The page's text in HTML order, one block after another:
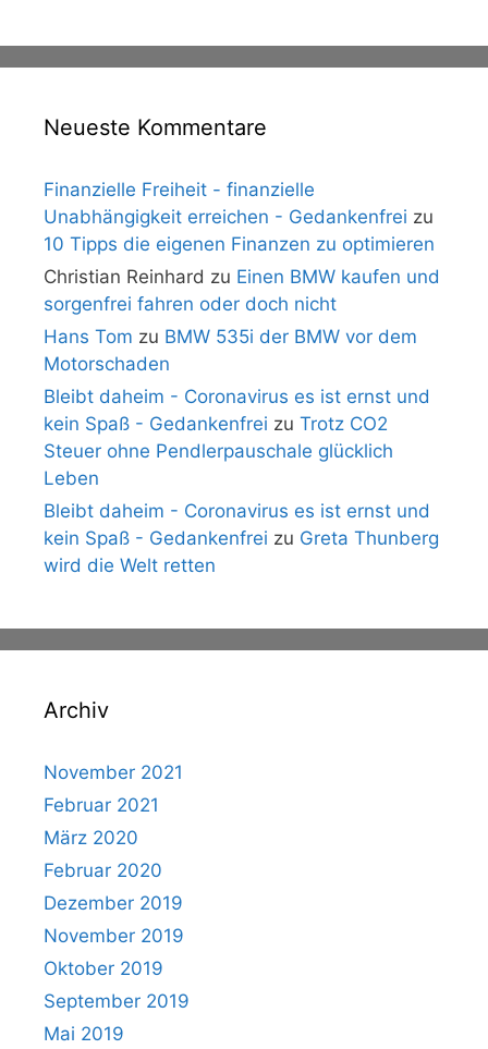
Neueste Kommentare
Finanzielle Freiheit - finanzielle
Unabhängigkeit erreichen - Gedankenfrei zu
10 Tipps die eigenen Finanzen zu optimieren
Christian Reinhard zu Einen BMW kaufen und
sorgenfrei fahren oder doch nicht
Hans Tom zu BMW 535i der BMW vor dem
Motorschaden
Bleibt daheim - Coronavirus es ist ernst und
kein Spaß - Gedankenfrei zu Trotz CO2
Steuer ohne Pendlerpauschale glücklich
Leben
Bleibt daheim - Coronavirus es ist ernst und
kein Spaß - Gedankenfrei zu Greta Thunberg
wird die Welt retten
Archiv
November 2021
Februar 2021
März 2020
Februar 2020
Dezember 2019
November 2019
Oktober 2019
September 2019
Mai 2019